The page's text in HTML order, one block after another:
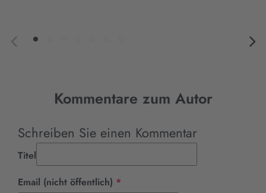
Kommentare zum Autor
Schreiben Sie einen Kommentar
Titel
Email (nicht öffentlich) *